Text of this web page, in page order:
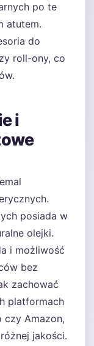
po te
atutem.
do
roll-ony, co
i
posiada w
olejki.
i możliwość
bez
zachować
platformach
czy Amazon,
jakości.